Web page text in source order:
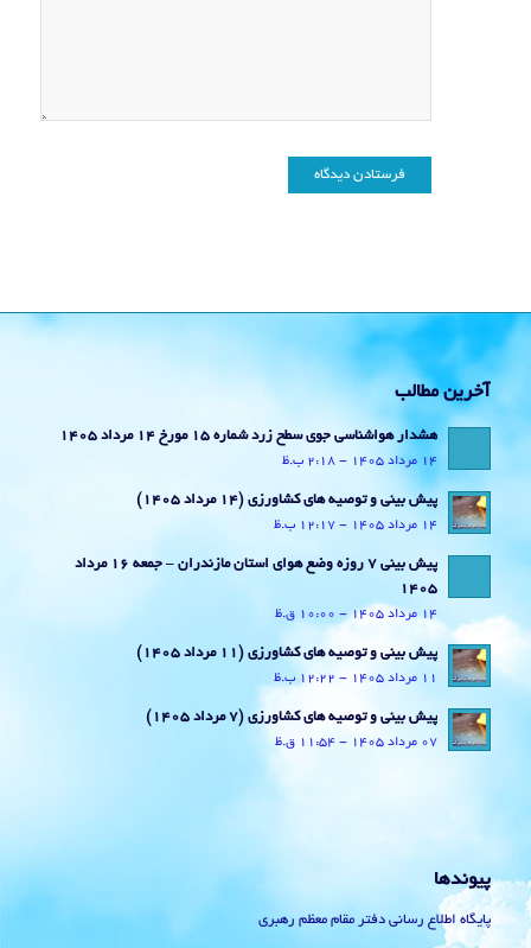
آخرین مطالب
هشدار هواشناسی جوی سطح زرد شماره 15 مورخ 14 مرداد 1405
14 مرداد 1405 - 2:18 ب.ظ
پیش بینی و توصیه های کشاورزی (14 مرداد ۱۴۰۵)
14 مرداد 1405 - 12:17 ب.ظ
پیش بینی 7 روزه وضع هوای استان مازندران – جمعه 16 مرداد
1405
14 مرداد 1405 - 10:00 ق.ظ
پیش بینی و توصیه های کشاورزی (11 مرداد ۱۴۰۵)
11 مرداد 1405 - 12:22 ب.ظ
پیش بینی و توصیه های کشاورزی (7 مرداد ۱۴۰۵)
07 مرداد 1405 - 11:54 ق.ظ
پیوندها
پایگاه اطلاع رسانی دفتر مقام معظم رهبری